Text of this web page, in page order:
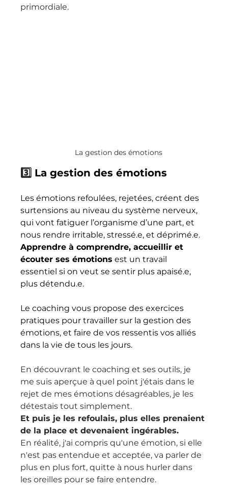
primordiale.
La gestion des émotions
3️⃣ La gestion des émotions
Les émotions refoulées, rejetées, créent des
surtensions au niveau du système nerveux,
qui vont fatiguer l’organisme d’une part, et
nous rendre irritable, stressé.e, et déprimé.e.
Apprendre à comprendre, accueillir et
écouter ses émotions est un travail
essentiel si on veut se sentir plus apaisé.e,
plus détendu.e.
Le coaching vous propose des exercices
pratiques pour travailler sur la gestion des
émotions, et faire de vos ressentis vos alliés
dans la vie de tous les jours.
En découvrant le coaching et ses outils, je
me suis aperçue à quel point j'étais dans le
rejet de mes émotions désagréables, je les
détestais tout simplement.
Et puis je les refoulais, plus elles prenaient
de la place et devenaient ingérables.
En réalité, j'ai compris qu'une émotion, si elle
n'est pas entendue et acceptée, va parler de
plus en plus fort, quitte à nous hurler dans
les oreilles pour se faire entendre.